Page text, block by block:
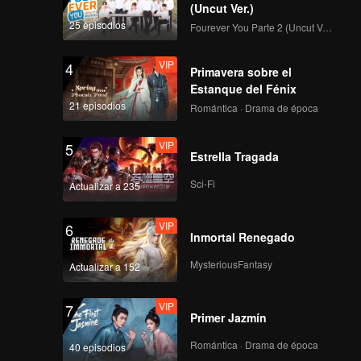
25 episodios
(Uncut Ver.)
Fourever You Parte 2 (Uncut Ver.)
4
21 episodios
VIP
Primavera sobre el
Estanque del Fénix
Romántica · Drama de época
5
Actualizar a 235
VIP
Estrella Tragada
Sci-Fi
6
Actualizar a 152
VIP
Inmortal Renegado
MysteriousFantasy
7
40 episodios
VIP
Primer Jazmín
Romántica · Drama de época